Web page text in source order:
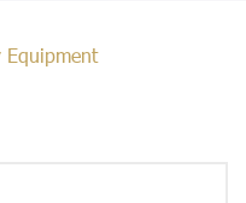
Equipment